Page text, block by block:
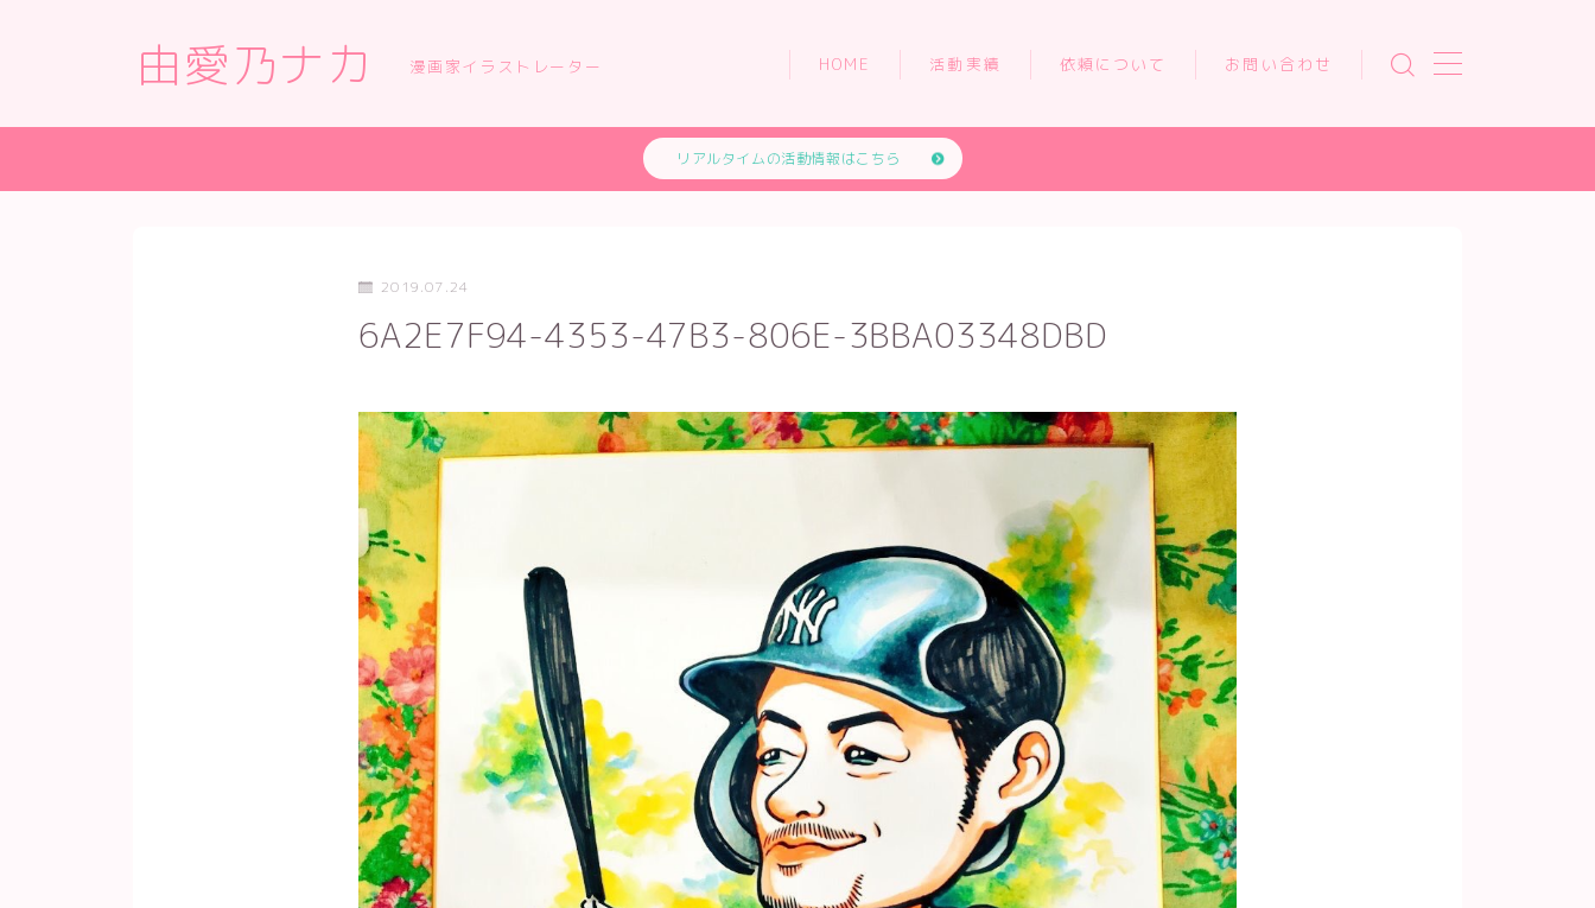
由愛乃ナカ 漫画家イラストレーター HOME 活動実績 依頼について お問い合わせ
お問い合わせ
リアルタイムの活動情報はこちら
2019.07.24
6A2E7F94-4353-47B3-806E-3BBA03348DBD